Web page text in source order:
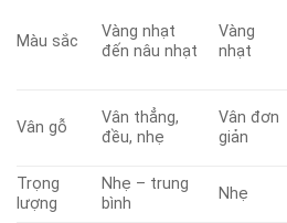
Màu sắc
Vàng nhạt
đến nâu nhạt
Vàng
nhạt
Vân gỗ
Vân thẳng,
đều, nhẹ
Vân đơn
giản
Trọng
lượng
Nhẹ – trung
bình
Nhẹ